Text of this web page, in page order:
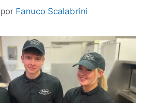
por Fanuco Scalabrini